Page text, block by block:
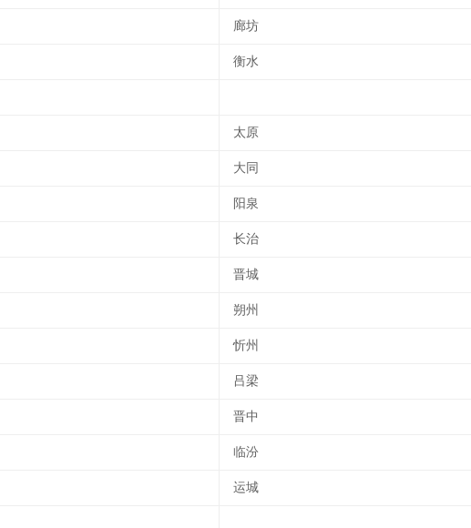
廊坊
衡水
太原
大同
阳泉
长治
晋城
朔州
忻州
吕梁
晋中
临汾
运城